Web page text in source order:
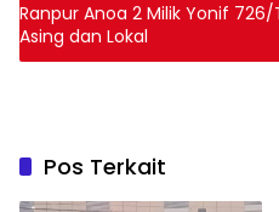
Ranpur Anoa 2 Milik Yonif
Asing dan Lokal
Pos Terkait